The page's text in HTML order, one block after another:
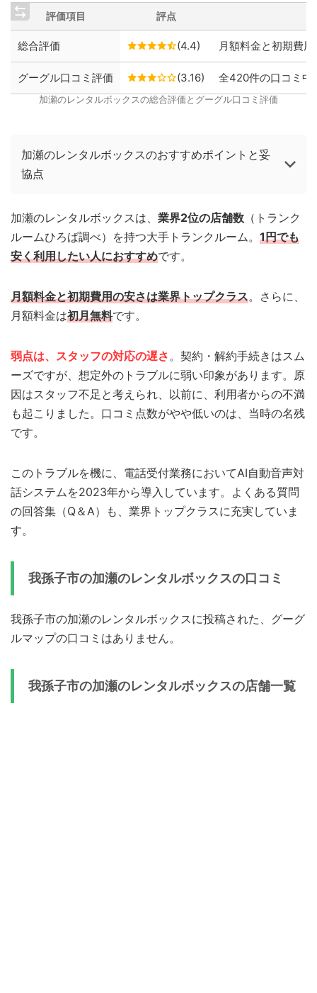
評価項目 評点
総合評価 (4.4) 月額料金と初期費
グーグル口コミ評価 (3.16) 全420件の口コミ中
加瀬のレンタルボックスの総合評価とグーグル口コミ評価
加瀬のレンタルボックスのおすすめポイントと妥
協点
加瀬のレンタルボックスは、 業界2位の店舗数 （トランク
ルームひろば調べ）を持つ大手トランクルーム。 1円でも
安く利用したい人におすすめです。
月額料金と初期費用の安さは業界トップクラス。さらに、
月額料金は初月無料です。
弱点は、スタッフの対応の遅さ 。契約・解約手続きはスム
ーズですが、想定外のトラブルに弱い印象があります。原
因はスタッフ不足と考えられ、以前に、利用者からの不満
も起こりました。口コミ点数がやや低いのは、当時の名残
です。
このトラブルを機に、電話受付業務においてAI自動音声対
話システムを2023年から導入しています。よくある質問
の回答集（Q＆A）も、業界トップクラスに充実していま
す。
我孫子市の加瀬のレンタルボックスの口コミ
我孫子市の加瀬のレンタルボックスに投稿された、グーグ
ルマップの口コミはありません。
我孫子市の加瀬のレンタルボックスの店舗一覧